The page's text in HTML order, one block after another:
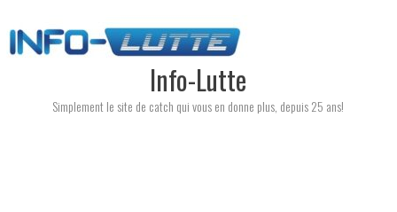
to
content
Info-Lutte
Simplement le site de catch qui vous en donne plus, depuis 25 ans!